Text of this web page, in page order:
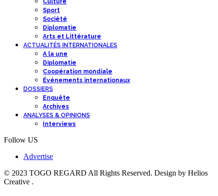
Culture
Sport
Société
Diplomatie
Arts et Littérature
ACTUALITÉS INTERNATIONALES
A la une
Diplomatie
Coopération mondiale
Événements internationaux
DOSSIERS
Enquête
Archives
ANALYSES & OPINIONS
Interviews
Follow US
Advertise
© 2023 TOGO REGARD All Rights Reserved. Design by Helios
Creative .